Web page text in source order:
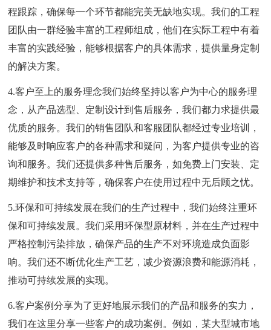
程跟踪，确保每一个环节都能完美无缺地实现。我们的工程
团队由一群经验丰富的工程师组成，他们在实际工程中有着
丰富的实践经验，能够根据客户的具体需求，提供量身定制
的解决方案。
4.客户至上的服务理念我们始终坚持以客户为中心的服务理
念，从产品选型、定制设计到售后服务，我们都力求提供最
优质的服务。我们的销售团队和客服团队都经过专业培训，
能够及时响应客户的各种需求和疑问，为客户提供专业的咨
询和服务。我们还提供多种售后服务，如免费上门安装、定
期维护和技术支持等，确保客户在使用过程中无后顾之忧。
5.环保和可持续发展在我们的生产过程中，我们始终注重环
保和可持续发展。我们采用环保型原材料，并在生产过程中
严格控制污染排放，确保产品的生产不对环境造成负面影
响。我们还不断优化生产工艺，减少资源浪费和能源消耗，
推动可持续发展的实现。
6.客户案例分享为了更好地展示我们的产品和服务的实力，
我们在这里分享一些客户的成功案例。例如，某大型城市地